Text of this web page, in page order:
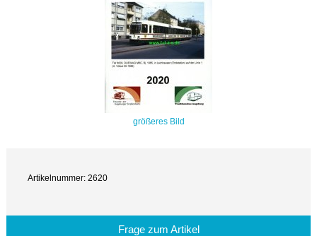
größeres Bild
Artikelnummer: 2620
Frage zum Artikel